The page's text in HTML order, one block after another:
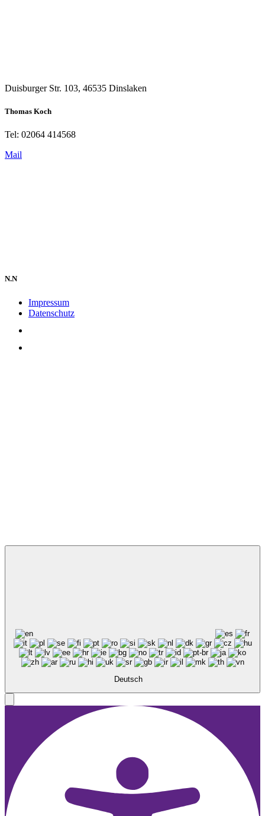
Duisburger Str. 103, 46535 Dinslaken
Thomas Koch
Tel: 02064 414568
Mail
N.N
Impressum
Datenschutz
Deutsch